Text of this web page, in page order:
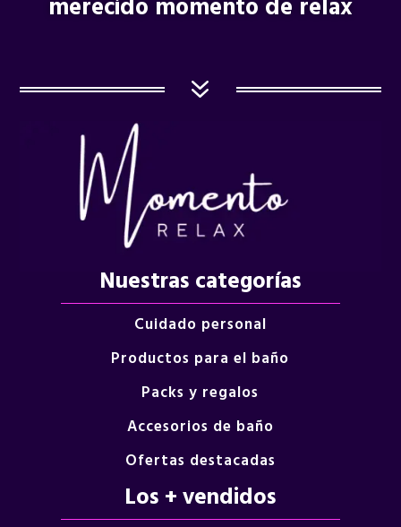
merecido momento de relax
7
Nuestras categorías
Cuidado personal
Productos para el baño
Packs y regalos
Accesorios de baño
Ofertas destacadas
Los + vendidos